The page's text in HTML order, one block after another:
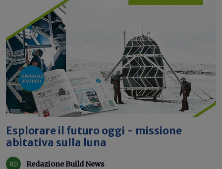
Esplorare il futuro oggi - missione
abitativa sulla luna
Redazione Build News